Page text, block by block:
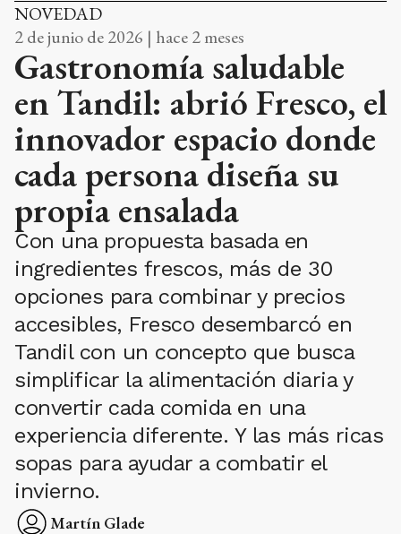
NOVEDAD
2 de junio de 2026 | hace 2 meses
Gastronomía saludable
en Tandil: abrió Fresco, el
innovador espacio donde
cada persona diseña su
propia ensalada
Con una propuesta basada en
ingredientes frescos, más de 30
opciones para combinar y precios
accesibles, Fresco desembarcó en
Tandil con un concepto que busca
simplificar la alimentación diaria y
convertir cada comida en una
experiencia diferente. Y las más ricas
sopas para ayudar a combatir el
invierno.
Martín Glade